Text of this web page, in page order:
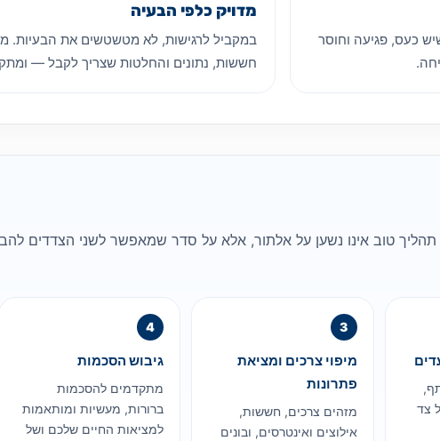
כעס, פגיעה וחוסר
מדויק כלפי הבעיה
במקביל לרגישות, לא מטשטשים את הבעיות.
חששות, נתונים והחלטות שצריך לקבל —
טוב אינו נשען על אלתור, אלא על סדר שמאפשר לשני הצדדים
צד
מיפוי צרכים ומציאת
פתרונות
מזהים צרכים, חששות,
אילוצים ואינטרסים, ובונים
גיבוש הסכמות
מתקדמים להסכמות
ברורות, מעשיות ומותאמות
למציאות החיים שלכם ושל